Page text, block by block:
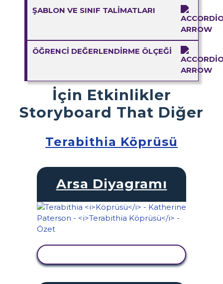
ŞABLON VE SINIF TALIMATLARI
ÖĞRENCI DEĞERLENDIRME ÖLÇEĞI
İçin Etkinlikler
Storyboard That Diğer
Terabithia Köprüsü
Arsa Diyagramı